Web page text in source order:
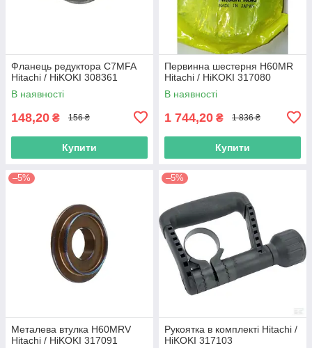
Фланець редуктора C7MFA
Hitachi / HiKOKI 308361
В наявності
148,20 ₴ 156 ₴
Купити
Первинна шестерня H60MR
Hitachi / HiKOKI 317080
В наявності
1 744,20 ₴ 1 836 ₴
Купити
–5%
Металева втулка H60MRV
Hitachi / HiKOKI 317091
–5%
Рукоятка в комплекті Hitachi /
HiKOKI 317103